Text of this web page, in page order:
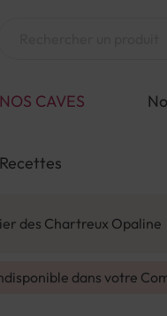
NOS CAVES
Recettes
des Chartreux Opaline
dans votre